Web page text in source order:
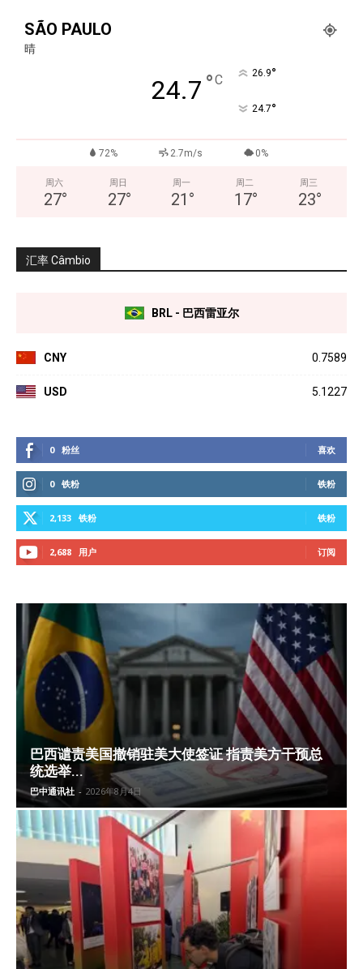
SÃO PAULO
晴
24.7 °C 26.9°
24.7°
72% 2.7m/s 0%
周六
27°
周日
27°
周一
21 °
周二
17°
周三
23°
汇率 Câmbio
BRL - 巴西雷亚尔
CNY 0.7589
USD 5.1227
0 粉丝 喜欢
0 铁粉 铁粉
2,133 铁粉 铁粉
2,688 用户 订阅
巴西谴责美国撤销驻美大使签证 指责美方干预总
统选举...
巴中通讯社 - 2026年8月4日